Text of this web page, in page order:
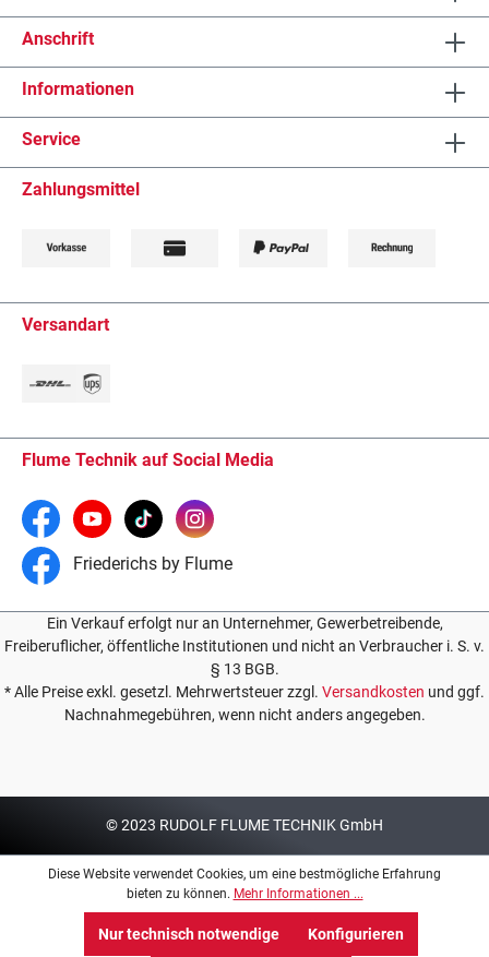
Anschrift
Informationen
Service
Zahlungsmittel
Versandart
Flume Technik auf Social Media
Friederichs by Flume
Ein Verkauf erfolgt nur an Unternehmer, Gewerbetreibende,
Freiberuflicher, öffentliche Institutionen und nicht an Verbraucher i. S. v.
§ 13 BGB.
* Alle Preise exkl. gesetzl. Mehrwertsteuer zzgl. Versandkosten und ggf.
Nachnahmegebühren, wenn nicht anders angegeben.
© 2023 RUDOLF FLUME TECHNIK GmbH
Diese Website verwendet Cookies, um eine bestmögliche Erfahrung
bieten zu können. Mehr Informationen ...
Nur technisch notwendige Konfigurieren